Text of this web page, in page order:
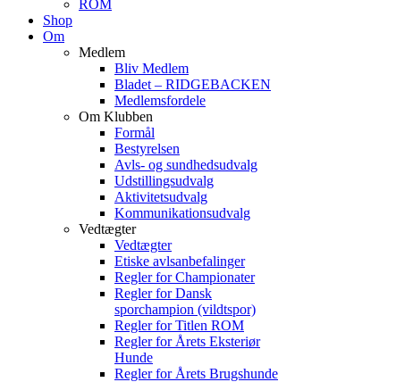
ROM
Shop
Om
Medlem
Bliv Medlem
Bladet – RIDGEBACKEN
Medlemsfordele
Om Klubben
Formål
Bestyrelsen
Avls- og sundhedsudvalg
Udstillingsudvalg
Aktivitetsudvalg
Kommunikationsudvalg
Vedtægter
Vedtægter
Etiske avlsanbefalinger
Regler for Championater
Regler for Dansk
sporchampion (vildtspor)
Regler for Titlen ROM
Regler for Årets Eksteriør
Hunde
Regler for Årets Brugshunde